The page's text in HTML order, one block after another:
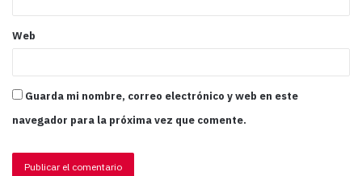
Web
Guarda mi nombre, correo electrónico y web en este
navegador para la próxima vez que comente.